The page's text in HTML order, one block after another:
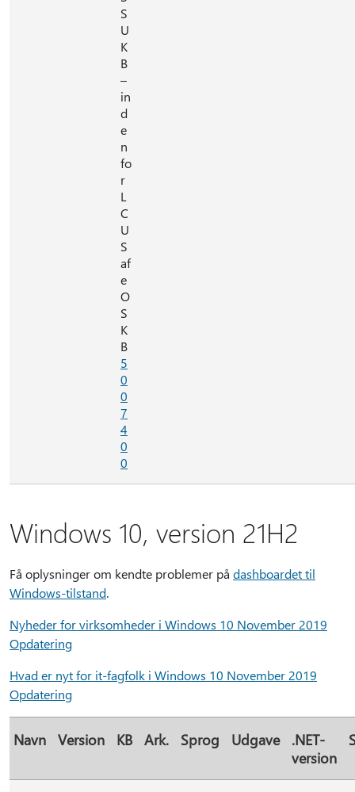
S
U
K
B
–
in
d
e
n
fo
r
L
C
U
S
af
e
O
S
K
B
5
0
0
7
4
0
0
Windows 10, version 21H2
Få oplysninger om kendte problemer på dashboardet til
Windows-tilstand.
Nyheder for virksomheder i Windows 10 November 2019
Opdatering
Hvad er nyt for it-fagfolk i Windows 10 November 2019
Opdatering
Navn Version KB Ark. Sprog Udgave
.NET-
version